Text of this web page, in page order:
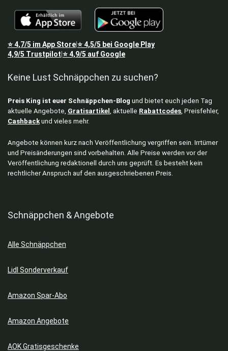
⭐4,7/5 im App Store⭐4,5/5 bei Google Play
4,9/5 Trustpilot ⭐4,9/5 auf Google
Keine Lust Schnäppchen zu suchen?
Preis King ist euer Schnäppchen-Blog und bietet euch jeden Tag
aktuelle Angebote, Gratisartikel , aktuelle Rabattcodes , Preisfehler,
Cashback und vieles mehr.
Angebote können kurz nach Veröffentlichung vergriffen sein. Irrtümer
und Preisänderungen sind vorbehalten. Alle Preise werden vor der
Veröffentlichung redaktionell durch uns geprüft. Es besteht kein
rechtlicher Anspruch auf den ausgeschriebenen Preis.
Schnäppchen & Angebote
Alle Schnäppchen
Lidl Sonderverkauf
Amazon Spar-Abo
Amazon Angebote
AOK Gratisgeschenke